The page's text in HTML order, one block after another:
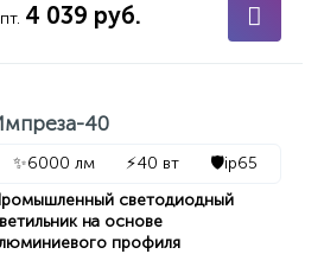
4 039 руб.
40
✨6000 лм ⚡40 вт 🛡️ip65
светодиодный
на основе
профиля